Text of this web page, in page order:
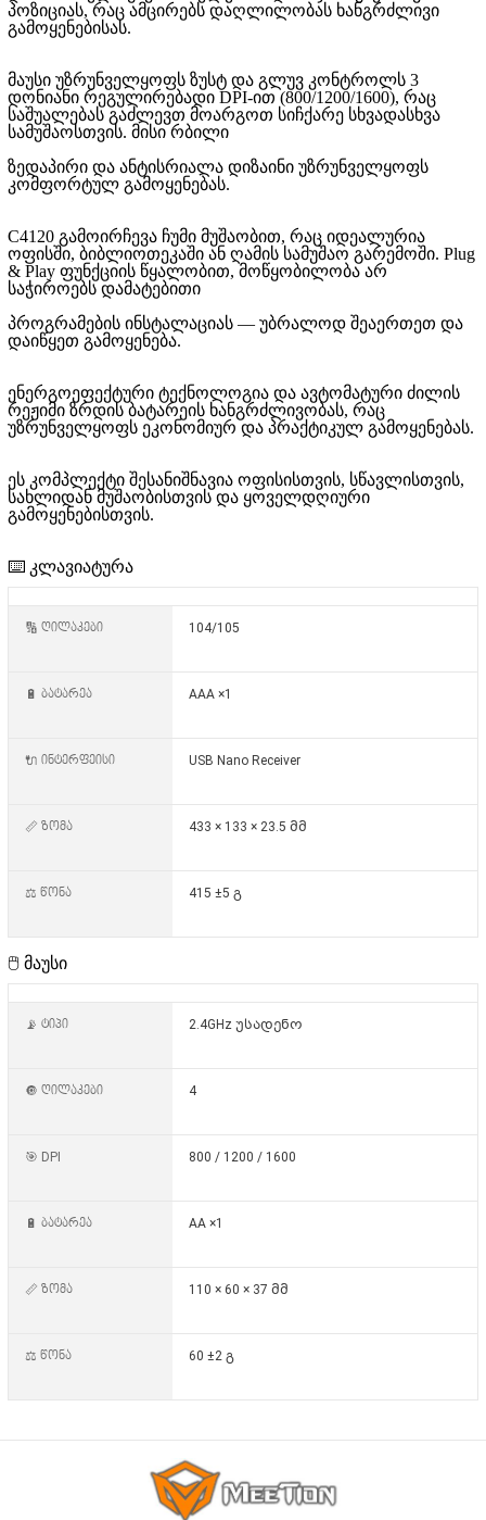
პოზიციას, რაც ამცირებს დაღლილობას ხანგრძლივი
გამოყენებისას.
მაუსი უზრუნველყოფს ზუსტ და გლუვ კონტროლს 3
დონიანი რეგულირებადი DPI-ით (800/1200/1600), რაც
საშუალებას გაძლევთ მოარგოთ სიჩქარე სხვადასხვა
სამუშაოსთვის. მისი რბილი
ზედაპირი და ანტისრიალა დიზაინი უზრუნველყოფს
კომფორტულ გამოყენებას.
C4120 გამოირჩევა ჩუმი მუშაობით, რაც იდეალურია
ოფისში, ბიბლიოთეკაში ან ღამის სამუშაო გარემოში. Plug
& Play ფუნქციის წყალობით, მოწყობილობა არ
საჭიროებს დამატებითი
პროგრამების ინსტალაციას — უბრალოდ შეაერთეთ და
დაიწყეთ გამოყენება.
ენერგოეფექტური ტექნოლოგია და ავტომატური ძილის
რეჟიმი ზრდის ბატარეის ხანგრძლივობას, რაც
უზრუნველყოფს ეკონომიურ და პრაქტიკულ გამოყენებას.
ეს კომპლექტი შესანიშნავია ოფისისთვის, სწავლისთვის,
სახლიდან მუშაობისთვის და ყოველდღიური
გამოყენებისთვის.
⌨️ კლავიატურა
🔢 ღილაკები 104/105
🔋 ბატარეა AAA ×1
🔌 ინტერფეისი USB Nano Receiver
📏 ზომა 433 × 133 × 23.5 მმ
⚖️ წონა 415 ±5 გ
🖱️ მაუსი
📡 ტიპი 2.4GHz უსადენო
🔘 ღილაკები 4
🎯 DPI 800 / 1200 / 1600
🔋 ბატარეა AA ×1
📏 ზომა 110 × 60 × 37 მმ
⚖️ წონა 60 ±2 გ